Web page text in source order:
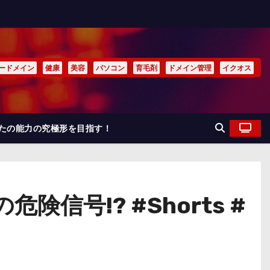
ドメイン 健康 美容 パソコン 育毛剤 ドメイン管理 イクオス
の能力の究極形を目指す！
危険信号!? #Shorts #